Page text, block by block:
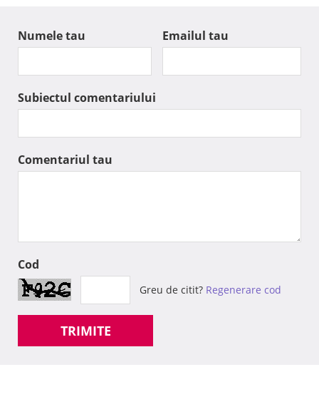
Numele tau Emailul tau
Subiectul comentariului
Comentariul tau
Cod
Greu de citit? Regenerare cod
TRIMITE